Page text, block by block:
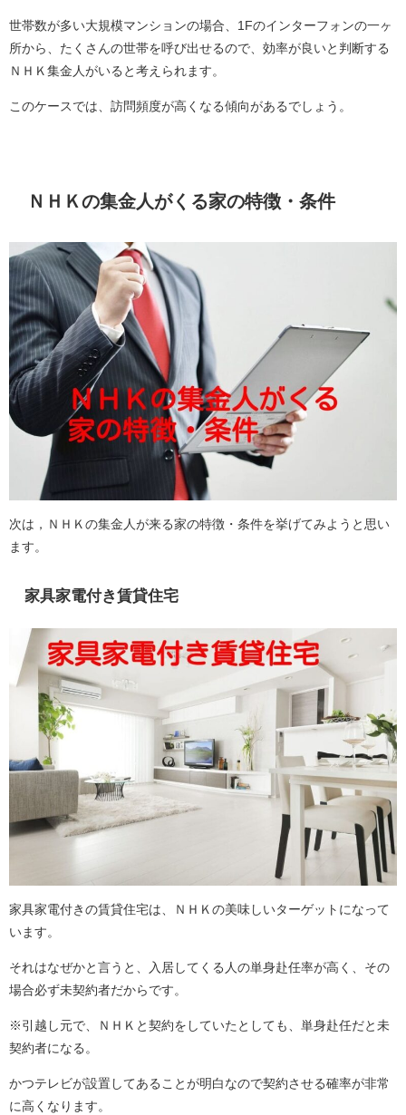
世帯数が多い大規模マンションの場合、1Fのインターフォンの一ヶ
所から、たくさんの世帯を呼び出せるので、効率が良いと判断する
ＮＨＫ集金人がいると考えられます。
このケースでは、訪問頻度が高くなる傾向があるでしょう。
ＮＨＫの集金人がくる家の特徴・条件
次は，ＮＨＫの集金人が来る家の特徴・条件を挙げてみようと思い
ます。
家具家電付き賃貸住宅
家具家電付きの賃貸住宅は、ＮＨＫの美味しいターゲットになって
います。
それはなぜかと言うと、入居してくる人の単身赴任率が高く、その
場合必ず未契約者だからです。
※引越し元で、ＮＨＫと契約をしていたとしても、単身赴任だと未
契約者になる。
かつテレビが設置してあることが明白なので契約させる確率が非常
に高くなります。